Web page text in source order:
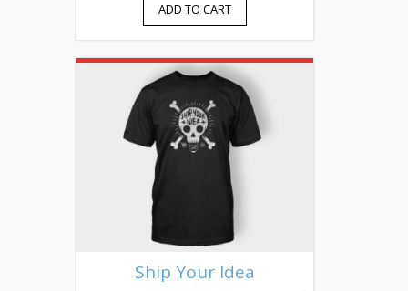
ADD TO CART
Ship Your Idea